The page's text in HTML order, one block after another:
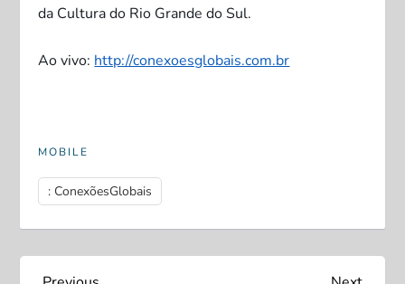
da Cultura do Rio Grande do Sul.
Ao vivo: http://conexoesglobais.com.br
MOBILE
: ConexõesGlobais